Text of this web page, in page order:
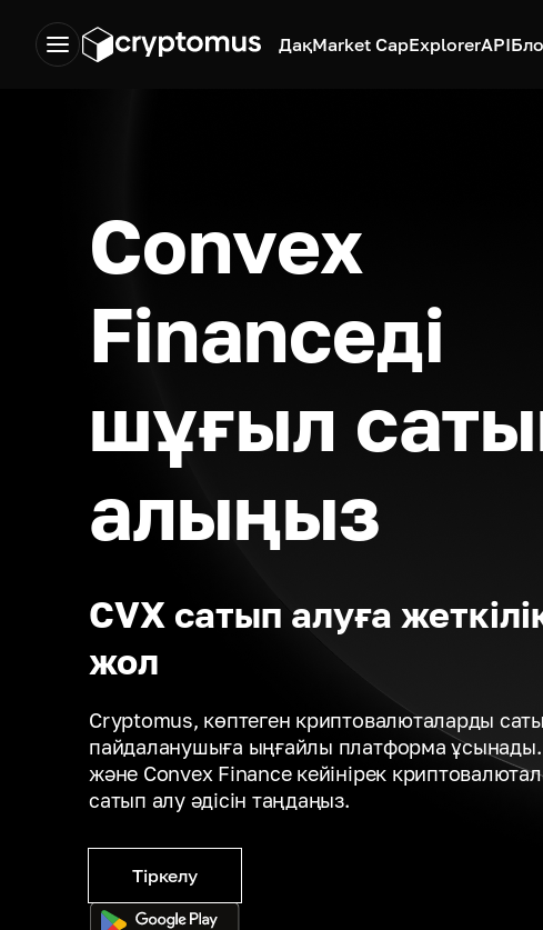
ДақMarket CapExplorerAPI
Convex
Financeді
шұғыл
алыңыз
CVX сатып алуға
жол
Cryptomus, көптеген криптовалюталарды
пайдаланушыға ыңғайлы платформа ұсынады.
және Convex Finance кейінірек
сатып алу әдісін таңдаңыз.
Тіркелу